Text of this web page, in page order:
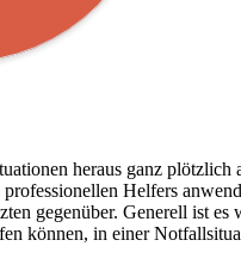
heraus ganz
Helfers
gegenüber. Generell ist
können, in einer